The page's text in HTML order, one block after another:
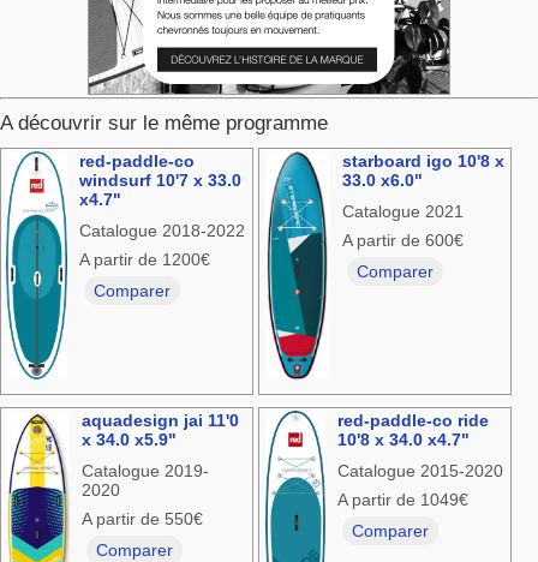
A découvrir sur le même programme
red-paddle-co
windsurf 10'7 x 33.0
x4.7"
Catalogue 2018-2022
A partir de 1200€
Comparer
starboard igo 10'8 x
33.0 x6.0"
Catalogue 2021
A partir de 600€
Comparer
aquadesign jai 11'0
x 34.0 x5.9"
Catalogue 2019-
2020
A partir de 550€
Comparer
red-paddle-co ride
10'8 x 34.0 x4.7"
Catalogue 2015-2020
A partir de 1049€
Comparer